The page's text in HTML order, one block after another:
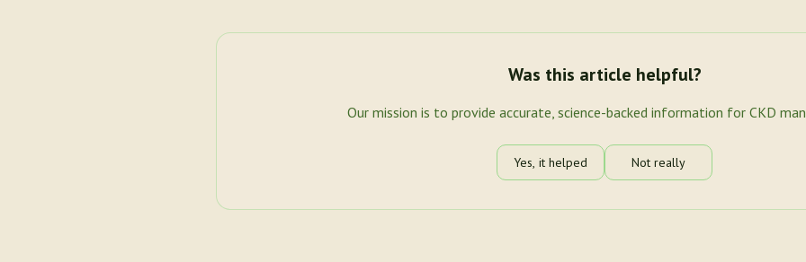
Was this article helpful?
Our mission is to provide accurate, science-backed information for CKD
Yes, it helped Not really